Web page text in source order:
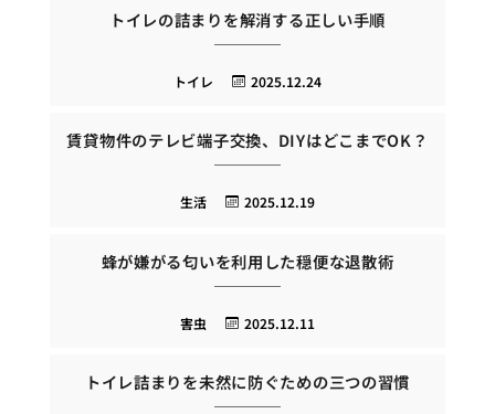
トイレの詰まりを解消する正しい手順
2025.12.24
トイレ
賃貸物件のテレビ端子交換、DIYはどこまでOK？
2025.12.19
生活
蜂が嫌がる匂いを利用した穏便な退散術
2025.12.11
害虫
トイレ詰まりを未然に防ぐための三つの習慣